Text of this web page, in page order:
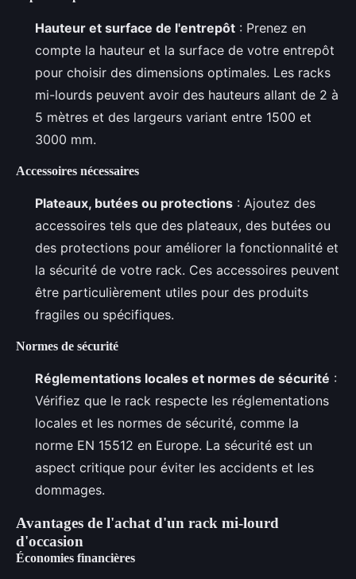
Hauteur et surface de l'entrepôt : Prenez en
compte la hauteur et la surface de votre entrepôt
pour choisir des dimensions optimales. Les racks
mi-lourds peuvent avoir des hauteurs allant de 2 à
5 mètres et des largeurs variant entre 1500 et
3000 mm.
Accessoires nécessaires
Plateaux, butées ou protections : Ajoutez des
accessoires tels que des plateaux, des butées ou
des protections pour améliorer la fonctionnalité et
la sécurité de votre rack. Ces accessoires peuvent
être particulièrement utiles pour des produits
fragiles ou spécifiques.
Normes de sécurité
Réglementations locales et normes de sécurité :
Vérifiez que le rack respecte les réglementations
locales et les normes de sécurité, comme la
norme EN 15512 en Europe. La sécurité est un
aspect critique pour éviter les accidents et les
dommages.
Avantages de l'achat d'un rack mi-lourd
d'occasion
Économies financières